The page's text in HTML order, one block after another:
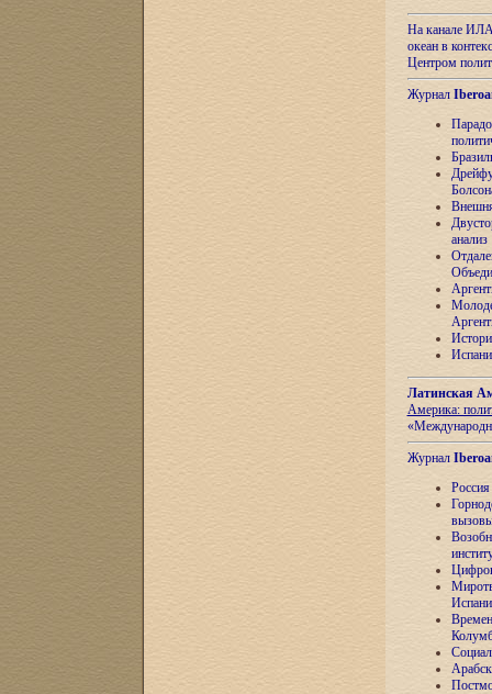
На канале
океан в
Центром
Журнал
анализ
Латинская
Америка:
Журнал